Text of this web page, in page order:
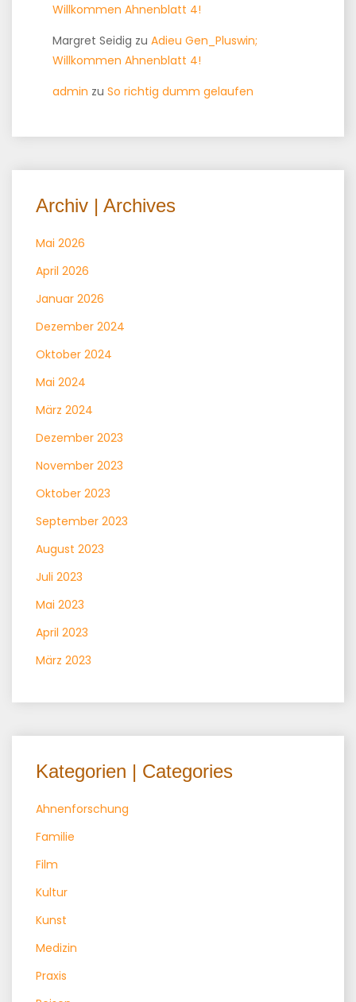
Willkommen Ahnenblatt 4!
Margret Seidig zu Adieu Gen_Pluswin;
Willkommen Ahnenblatt 4!
admin zu So richtig dumm gelaufen
Archiv | Archives
Mai 2026
April 2026
Januar 2026
Dezember 2024
Oktober 2024
Mai 2024
März 2024
Dezember 2023
November 2023
Oktober 2023
September 2023
August 2023
Juli 2023
Mai 2023
April 2023
März 2023
Kategorien | Categories
Ahnenforschung
Familie
Film
Kultur
Kunst
Medizin
Praxis